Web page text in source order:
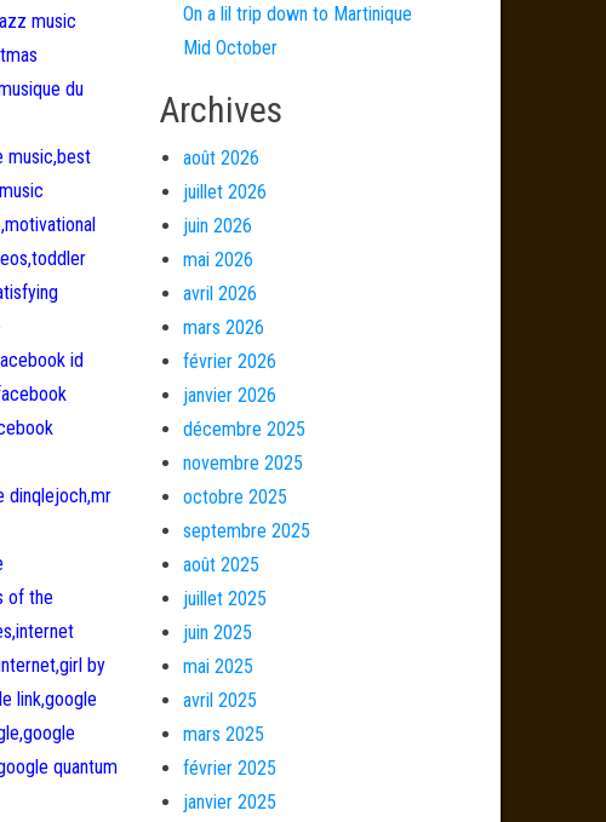
music
du
music,best
id
dinqlejoch,mr
of the
by
link,google
quantum
On a lil trip down to Martinique
Mid October
Archives
août 2026
juillet 2026
juin 2026
mai 2026
avril 2026
mars 2026
février 2026
janvier 2026
décembre 2025
novembre 2025
octobre 2025
septembre 2025
août 2025
juillet 2025
juin 2025
mai 2025
avril 2025
mars 2025
février 2025
janvier 2025